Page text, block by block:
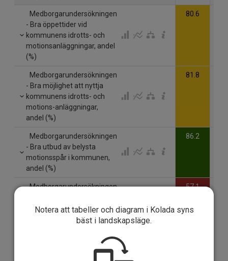
Medborgarundersökningen
- Bra öppettider vid
kommunens idrotts- och
motionsanläggningar, andel
(%)
80.6
Medborgarundersökningen
- Bra möjlighet att nyttja
kommunens idrotts- och
motions-anläggningar,
andel (%)
81.8
Medborgarundersökningen
- Bra utbud av belysta
motionsspår i kommunen,
andel (%)
86.2
Medborgarundersökningen
träningsplatser utomhus i
kommunen, andel (%)
57.1
Medborgarundersökningen
Notera att tabeller och diagram i Kolada syns
bäst i landskapsläge.